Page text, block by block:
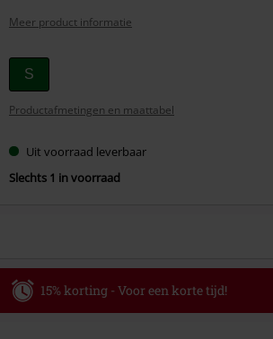
Meer product informatie
Kies
je
maat
S
Productafmetingen en maattabel
Uit voorraad leverbaar
Slechts 1 in voorraad
15% korting - Voor een korte tijd!